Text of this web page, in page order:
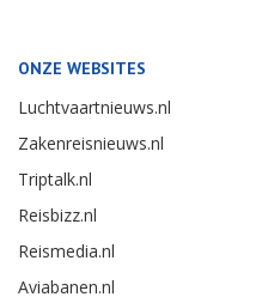
ONZE WEBSITES
Luchtvaartnieuws.nl
Zakenreisnieuws.nl
Triptalk.nl
Reisbizz.nl
Reismedia.nl
Aviabanen.nl